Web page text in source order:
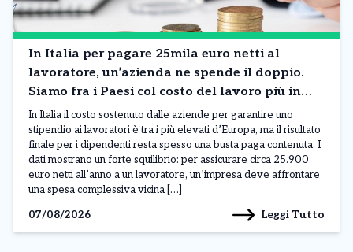
In Italia per pagare 25mila euro netti al
lavoratore, un’azienda ne spende il doppio.
Siamo fra i Paesi col costo del lavoro più in
alto in Europa. I dati
In Italia il costo sostenuto dalle aziende per garantire uno
stipendio ai lavoratori è tra i più elevati d’Europa, ma il risultato
finale per i dipendenti resta spesso una busta paga contenuta. I
dati mostrano un forte squilibrio: per assicurare circa 25.900
euro netti all’anno a un lavoratore, un’impresa deve affrontare
una spesa complessiva vicina […]
07/08/2026
Leggi Tutto